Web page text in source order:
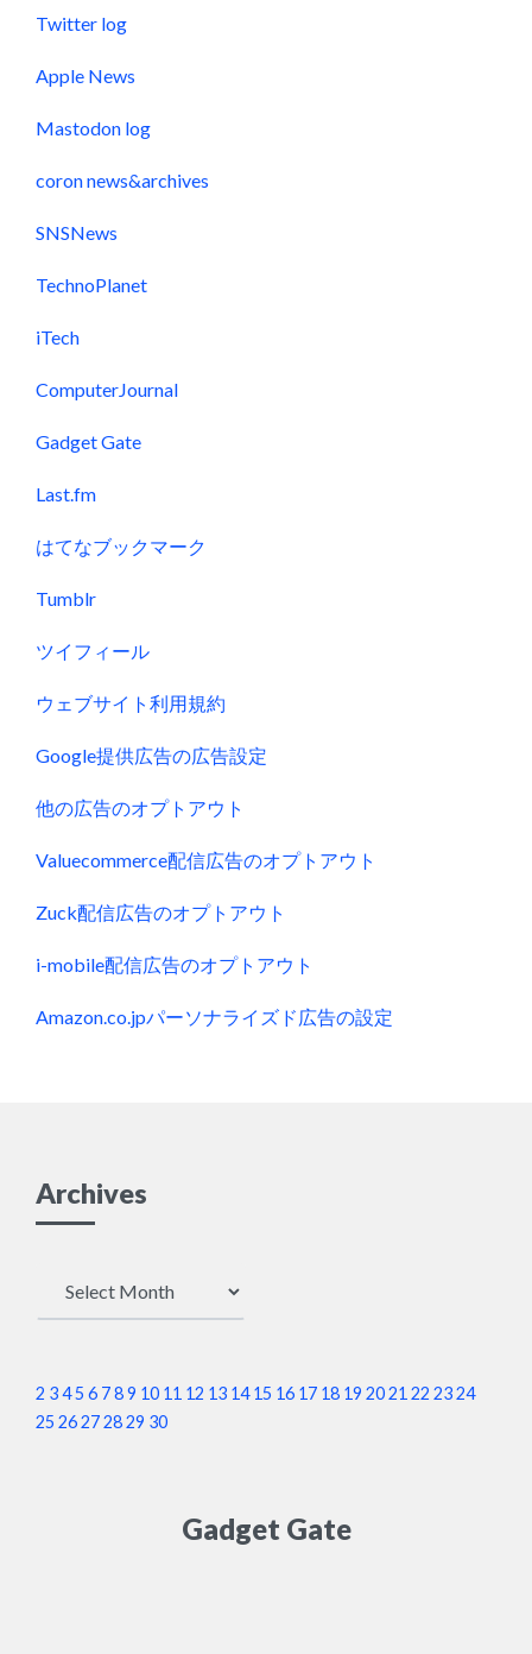
Twitter log
Apple News
Mastodon log
coron news&archives
SNSNews
TechnoPlanet
iTech
ComputerJournal
Gadget Gate
Last.fm
はてなブックマーク
Tumblr
ツイフィール
ウェブサイト利用規約
Google提供広告の広告設定
他の広告のオプトアウト
Valuecommerce配信広告のオプトアウト
Zuck配信広告のオプトアウト
i-mobile配信広告のオプトアウト
Amazon.co.jpパーソナライズド広告の設定
Gadget Gate
Archives
2 345 6 789 10 11 12 13 14 15 16 17 18 19 2021 22 2324
25 26272829 30